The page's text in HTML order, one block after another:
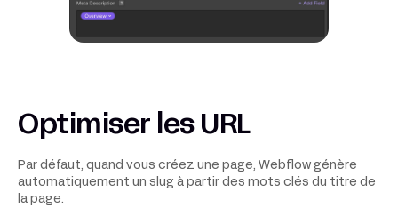
Optimiser les URL
Par défaut, quand vous créez une page, Webflow génère
automatiquement un slug à partir des mots clés du titre de
la page.